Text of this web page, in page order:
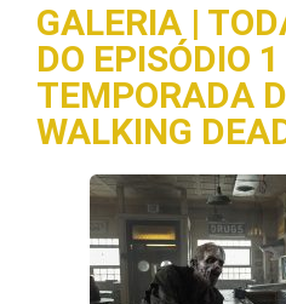
GALERIA |
DO EPISÓDIO
TEMPORADA
WALKING